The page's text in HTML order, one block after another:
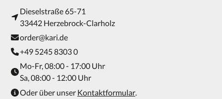
Dieselstraße 65-71
33442 Herzebrock-Clarholz
order@kari.de
+49 5245 8303 0
Mo-Fr, 08:00 - 17:00 Uhr
Sa, 08:00 - 12:00 Uhr
Oder über unser Kontaktformular.